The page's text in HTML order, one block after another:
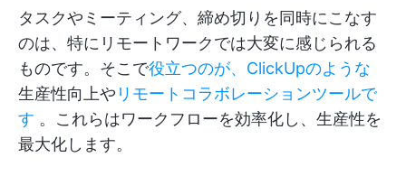
タスクやミーティング、締め切りを同時にこなす
のは、特にリモートワークでは大変に感じられる
ものです。そこで役立つのが、ClickUpのような
生産性向上や リモートコラボレーションツールで
す 。これらはワークフローを効率化し、生産性を
最大化します。